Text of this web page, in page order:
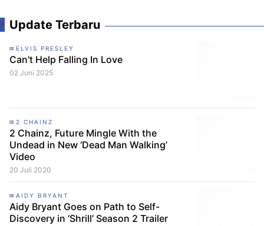
Update Terbaru
ELVIS PRESLEY
Can't Help Falling In Love
02 Juni 2025
2 CHAINZ
2 Chainz, Future Mingle With the
Undead in New ‘Dead Man Walking’
Video
20 Juli 2020
AIDY BRYANT
Aidy Bryant Goes on Path to Self-
Discovery in ‘Shrill’ Season 2 Trailer